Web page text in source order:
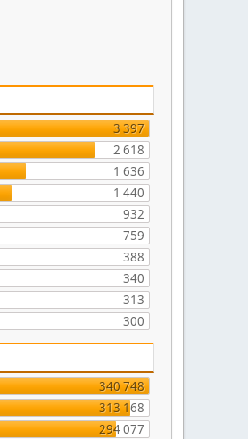
3 397
2 618
1 636
1 440
932
759
388
340
313
300
340 748
313 168
294 077